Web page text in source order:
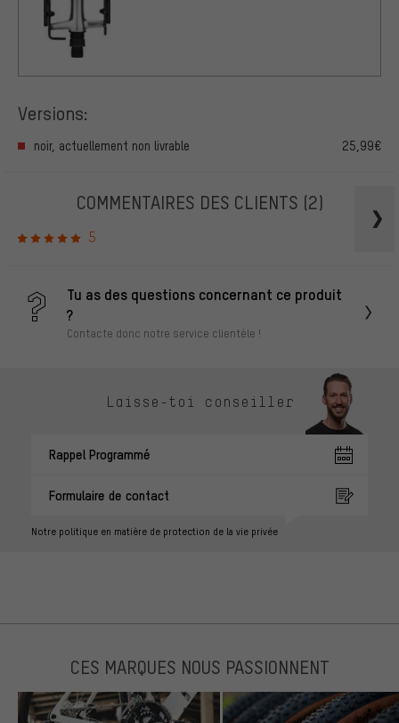
Versions:
noir, actuellement non livrable 25,99€
COMMENTAIRES DES CLIENTS (2)
5
Tu as des questions concernant ce produit
?
Contacte donc notre service clientèle !
Laisse-toi conseiller
Rappel Programmé
Formulaire de contact
Notre politique en matière de protection de la vie privée
CES MARQUES NOUS PASSIONNENT